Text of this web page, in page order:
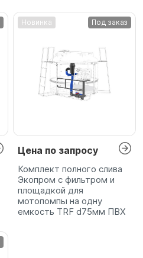
Новинка Под заказ
Цена по запросу
Комплект полного слива
Экопром с фильтром и
площадкой для
мотопомпы на одну
емкость TRF d75мм ПВХ